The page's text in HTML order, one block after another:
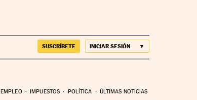
SUSCRÍBETE INICIAR SESIÓN
EMPLEO IMPUESTOS POLÍTICA ÚLTIMAS NOTICIAS